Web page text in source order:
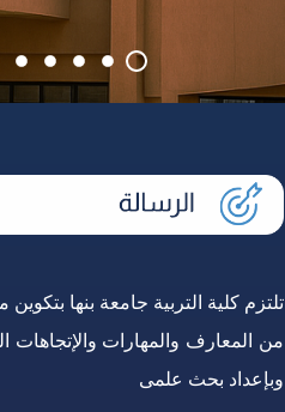
تلتزم كلية التربية جامعة بنها
من المعارف والمهارات والإتجاهات
وبإعداد بحث علمى